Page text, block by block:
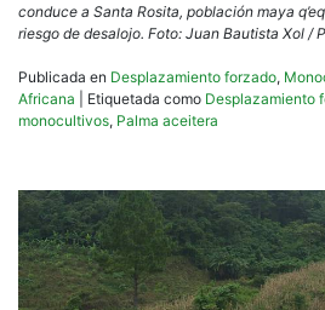
conduce a Santa Rosita, población maya
riesgo de desalojo. Foto: Juan Bautista Xol /
Publicada en Desplazamiento forzado,
Africana
Etiquetada como Desplazamiento
monocultivos, Palma aceitera